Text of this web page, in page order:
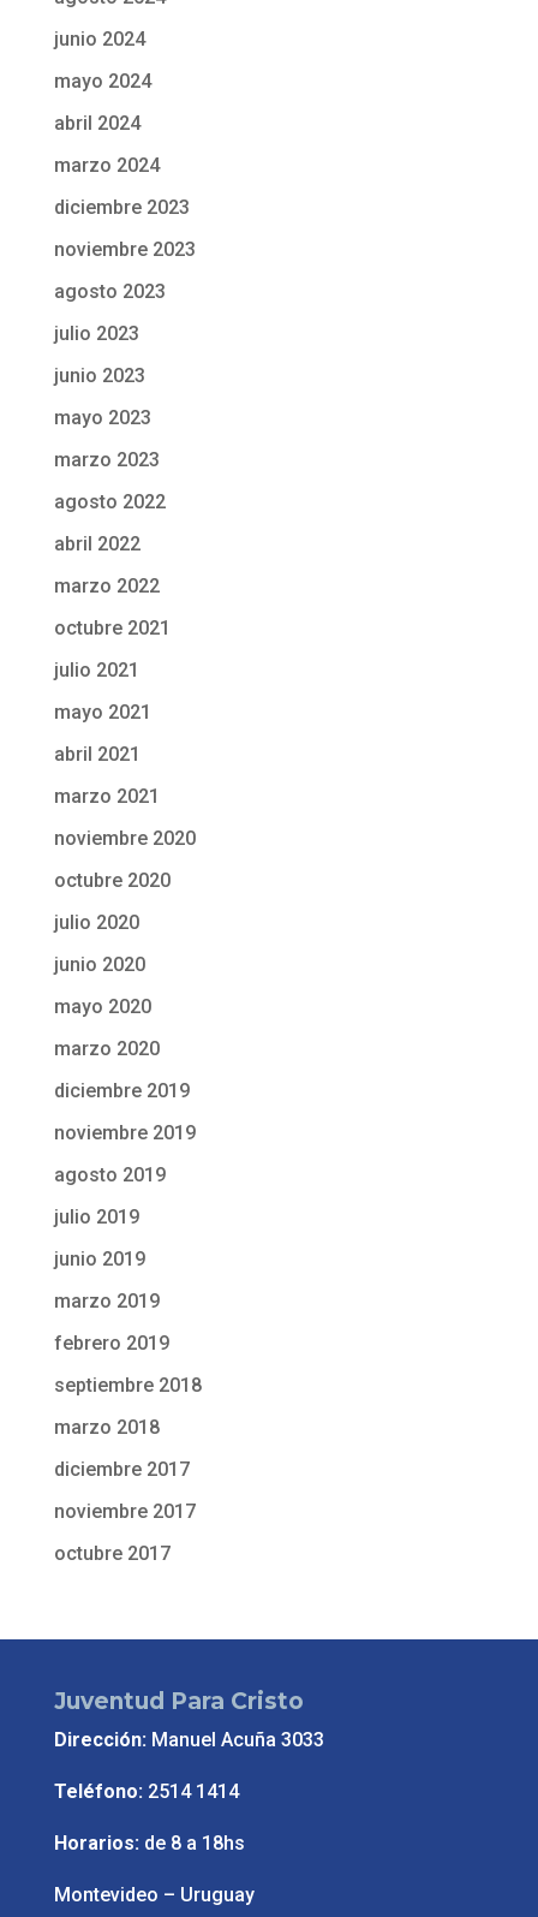
junio 2024
mayo 2024
abril 2024
marzo 2024
diciembre 2023
noviembre 2023
agosto 2023
julio 2023
junio 2023
mayo 2023
marzo 2023
agosto 2022
abril 2022
marzo 2022
octubre 2021
julio 2021
mayo 2021
abril 2021
marzo 2021
noviembre 2020
octubre 2020
julio 2020
junio 2020
mayo 2020
marzo 2020
diciembre 2019
noviembre 2019
agosto 2019
julio 2019
junio 2019
marzo 2019
febrero 2019
septiembre 2018
marzo 2018
diciembre 2017
noviembre 2017
octubre 2017
Juventud Para Cristo
Dirección: Manuel Acuña 3033
Teléfono:2514 1414
Horarios:de 8 a 18hs
Montevideo – Uruguay